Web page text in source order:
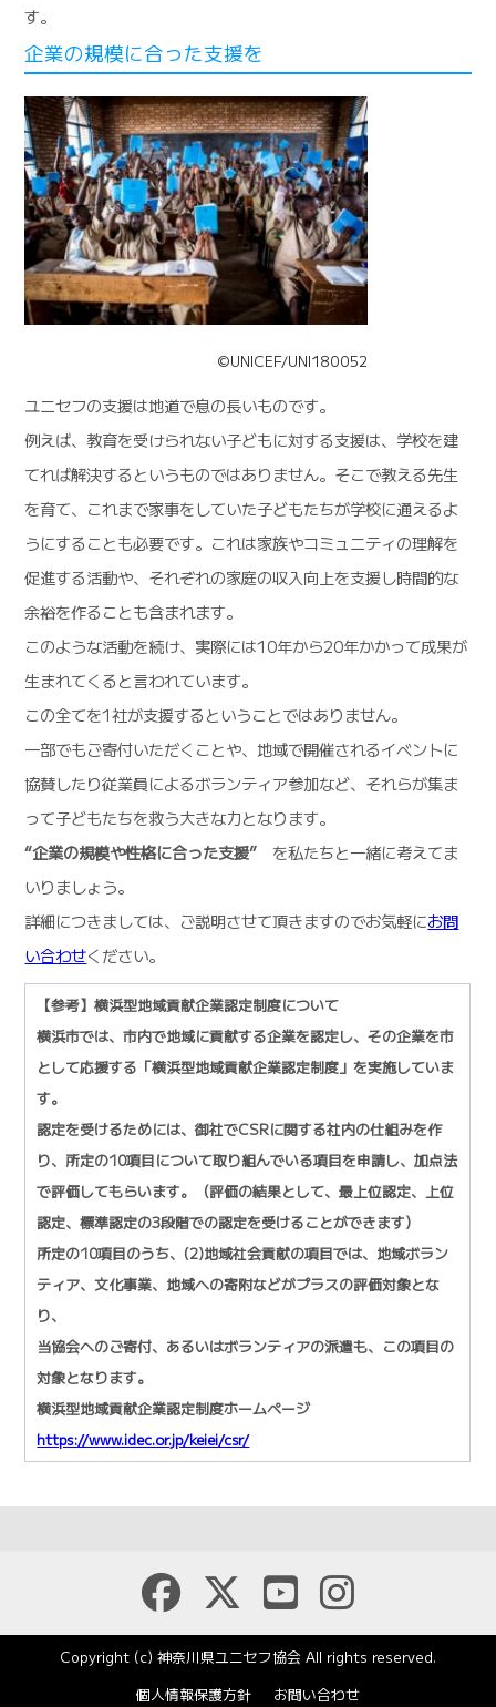
す。
企業の規模に合った支援を
©UNICEF/UNI180052
ユニセフの支援は地道で息の長いものです。
例えば、教育を受けられない子どもに対する支援は、学校を建
てれば解決するというものではありません。そこで教える先生
を育て、これまで家事をしていた子どもたちが学校に通えるよ
うにすることも必要です。これは家族やコミュニティの理解を
促進する活動や、それぞれの家庭の収入向上を支援し時間的な
余裕を作ることも含まれます。
このような活動を続け、実際には10年から20年かかって成果が
生まれてくると言われています。
この全てを1社が支援するということではありません。
一部でもご寄付いただくことや、地域で開催されるイベントに
協賛したり従業員によるボランティア参加など、それらが集ま
って子どもたちを救う大きな力となります。
“企業の規模や性格に合った支援” を私たちと一緒に考えてま
いりましょう。
詳細につきましては、ご説明させて頂きますのでお気軽にお問
い合わせください。
【参考】横浜型地域貢献企業認定制度について
横浜市では、市内で地域に貢献する企業を認定し、その企業を市
として応援する「横浜型地域貢献企業認定制度」を実施していま
す。
認定を受けるためには、御社でCSRに関する社内の仕組みを作
り、所定の10項目について取り組んでいる項目を申請し、加点法
で評価してもらいます。（評価の結果として、最上位認定、上位
認定、標準認定の3段階での認定を受けることができます）
所定の10項目のうち、(2)地域社会貢献の項目では、地域ボラン
ティア、文化事業、地域への寄附などがプラスの評価対象とな
り、
当協会へのご寄付、あるいはボランティアの派遣も、この項目の
対象となります。
横浜型地域貢献企業認定制度ホームページ
https://www.idec.or.jp/keiei/csr/
Copyright (c) 神奈川県ユニセフ協会 All rights reserved.
個人情報保護方針
お問い合わせ